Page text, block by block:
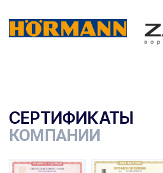
СЕРТИФИКАТЫ
КОМПАНИИ